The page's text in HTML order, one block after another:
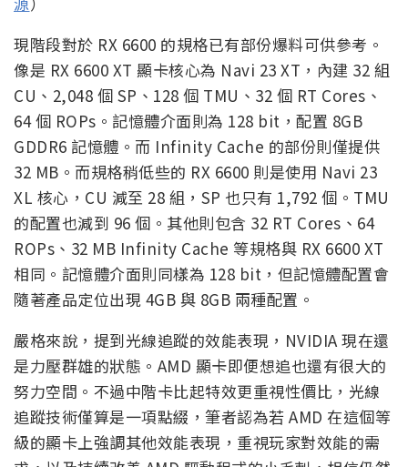
現階段對於 RX 6600 的規格已有部份爆料可供參考。
像是 RX 6600 XT 顯卡核心為 Navi 23 XT，內建 32 組
CU、2,048 個 SP、128 個 TMU、32 個 RT Cores、
64 個 ROPs。記憶體介面則為 128 bit，配置 8GB
GDDR6 記憶體。而 Infinity Cache 的部份則僅提供
32 MB。而規格稍低些的 RX 6600 則是使用 Navi 23
XL 核心，CU 減至 28 組，SP 也只有 1,792 個。TMU
的配置也減到 96 個。其他則包含 32 RT Cores、64
ROPs、32 MB Infinity Cache 等規格與 RX 6600 XT
相同。記憶體介面則同樣為 128 bit，但記憶體配置會
隨著產品定位出現 4GB 與 8GB 兩種配置。
嚴格來說，提到光線追蹤的效能表現，NVIDIA 現在還
是力壓群雄的狀態。AMD 顯卡即便想追也還有很大的
努力空間。不過中階卡比起特效更重視性價比，光線
追蹤技術僅算是一項點綴，筆者認為若 AMD 在這個等
級的顯卡上強調其他效能表現，重視玩家對效能的需